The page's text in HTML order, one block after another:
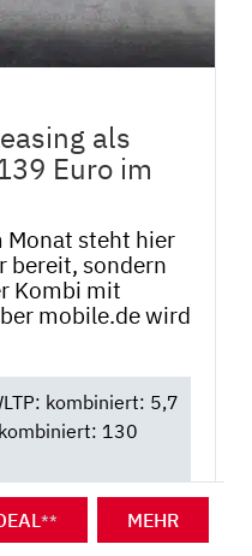
als
Euro im
Monat steht hier
bereit, sondern
Kombi mit
mobile.de wird
kombiniert: 5,7
130
** MEHR